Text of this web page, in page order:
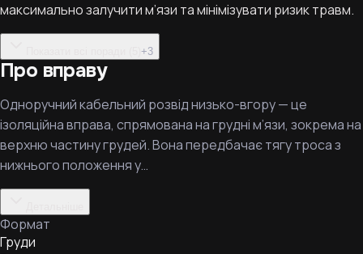
максимально залучити м’язи та мінімізувати ризик травм.
+3
Про вправу
Одноручний кабельний розвід низько-вгору — це
ізоляційна вправа, спрямована на грудні м’язи, зокрема на
верхню частину грудей. Вона передбачає тягу троса з
нижнього положення у…
Формат
Груди